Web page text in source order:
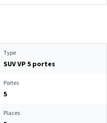
Type
SUV VP 5 portes
Portes
5
Places